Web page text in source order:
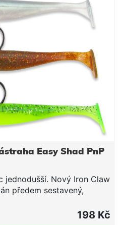
Easy Shad PnP
jednodušší. Nový Iron Claw
předem sestavený,
z obalu, přivažte k vlasci
198 Kč